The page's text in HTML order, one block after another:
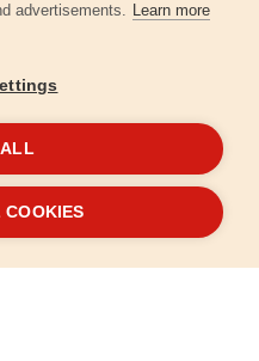
práva vyhrazena
FEO
advertisements. Learn more
ALL